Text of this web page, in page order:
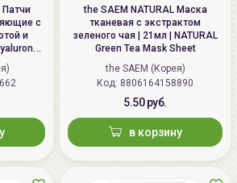
красителей, ароматизаторов и
курсами по 7 дней.
Патчи
с
и
Eye
the SAEM NATURAL Маска
тканевая с экстрактом
зеленого чая | 21мл | NATURAL
Green Tea Mask Sheet
the SAEM (Корея)
Код: 8806164158890
5.50 руб.
в корзину